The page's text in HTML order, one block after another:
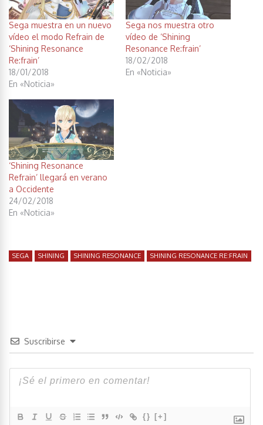
Sega muestra en un nuevo
vídeo el modo Refrain de
‘Shining Resonance
Re:frain’
18/01/2018
En «Noticia»
Sega nos muestra otro
vídeo de ‘Shining
Resonance Re:frain’
18/02/2018
En «Noticia»
‘Shining Resonance
Refrain’ llegará en verano
a Occidente
24/02/2018
En «Noticia»
SEGA SHINING SHINING RESONANCE SHINING RESONANCE RE:FRAIN
Suscribirse
{} [+]